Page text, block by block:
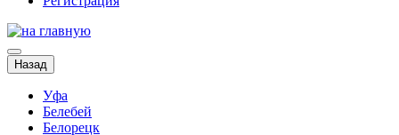
Назад
Уфа
Белебей
Белорецк